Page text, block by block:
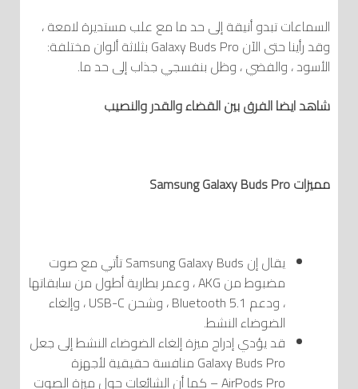
السماعات تبدو أنيقة إلى حد ما مع علب مستديرة لامعة ،
وقد رأينا حتى الآن Galaxy Buds Pro بثلاثة ألوان مختلفة:
الأسود ، والفضي ، وظل بنفسجي جذاب إلى حد ما.
شاهد ايضاالفرق بين القضاء والقدر والنصيب
مميزات Samsung Galaxy Buds Pro
يقال إن Samsung Galaxy Buds تأتي مع صوت
مضبوط من AKG ، وعمر بطارية أطول من سابقاتها
، ودعم Bluetooth 5.1 ، وشحن USB-C ، وإلغاء
الضوضاء النشط.
قد يؤدي إدراج ميزة إلغاء الضوضاء النشط إلى جعل
Galaxy Buds Pro منافسة حقيقية لأجهزة
AirPods Pro – كما أن الشائعات حول ميزة الصوت